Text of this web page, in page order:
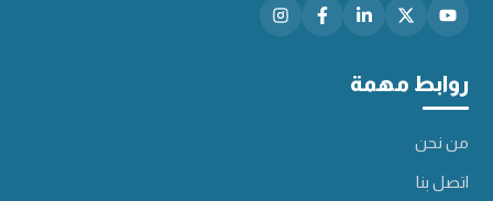
روابط مهمة
من نحن
اتصل بنا